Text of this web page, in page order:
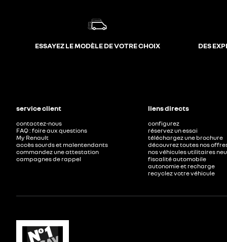
ESSAYEZ LE MODÈLE DE VOTRE CHOIX DES
service client
contactez-nous
FAQ : foire aux questions
My Renault
accès sourds et malentendants
commandez une attestation
campagnes de rappel
liens directs
configurez
réservez un essai
téléchargez une brochure
découvrez toutes nos
nos véhicules utilitaires
fiscalité automobile
autonomie et recharge
recyclez votre véhicule